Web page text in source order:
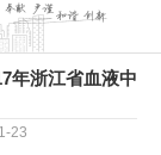
年浙江省血液中
23